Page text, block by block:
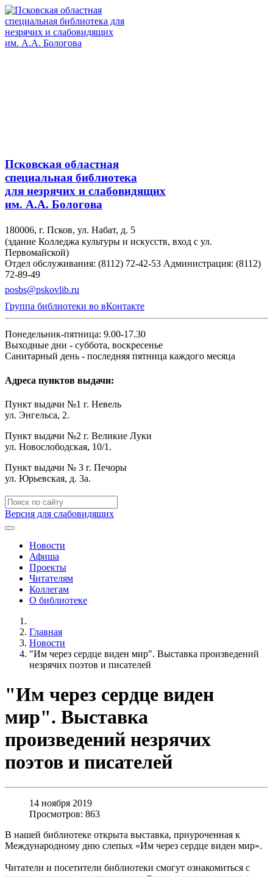
Псковская областная
специальная библиотека
для незрячих и слабовидящих
им. А.А. Бологова
180006, г. Псков, ул. Набат, д. 5
(здание Колледжа культуры и искусств, вход с ул.
Первомайской)
Отдел обслуживания: (8112) 72-42-53 Администрация: (8112)
72-89-49
posbs@pskovlib.ru
Группа библиотеки во вКонтакте
Понедельник-пятница: 9.00-17.30
Выходные дни - суббота, воскресенье
Санитарный день - последняя пятница каждого месяца
Адреса пунктов выдачи:
Пункт выдачи №1 г. Невель
ул. Энгельса, 2.
Пункт выдачи №2 г. Великие Луки
ул. Новослободская, 10/1.
Пункт выдачи № 3 г. Печоры
ул. Юрьевская, д. 3а.
Версия для слабовидящих
Новости
Афиша
Проекты
Читателям
Коллегам
О библиотеке
Главная
Новости
"Им через сердце виден мир". Выставка произведений
незрячих поэтов и писателей
"Им через сердце виден
мир". Выставка
произведений незрячих
поэтов и писателей
14 ноября 2019
Просмотров: 863
В нашей библиотеке открыта выставка, приуроченная к
Международному дню слепых «Им через сердце виден мир».
Читатели и посетители библиотеки смогут ознакомиться с